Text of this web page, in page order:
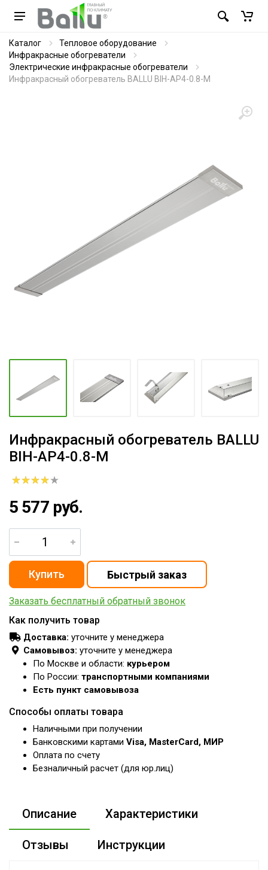
Каталог
Тепловое оборудование
Инфракрасные обогреватели
Электрические инфракрасные обогреватели
Инфракрасный обогреватель BALLU BIH-AP4-0.8-M
Инфракрасный обогреватель BALLU
BIH-AP4-0.8-M
5 577 руб.
Заказать бесплатный обратный звонок
Как получить товар
Доставка: уточните у менеджера
Самовывоз: уточните у менеджера
По Москве и области: курьером
По России: транспортными компаниями
Есть пункт самовывоза
Способы оплаты товара
Наличными при получении
Банковскими картами Visa, MasterCard, МИР
Оплата по счету
Безналичный расчет (для юр.лиц)
Описание Характеристики
Отзывы Инструкции